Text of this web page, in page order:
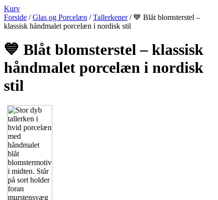
Kurv
Forside /Glas og Porcelæn /Tallerkener/ 💙 Blåt blomsterstel –
klassisk håndmalet porcelæn i nordisk stil
💙 Blåt blomsterstel – klassisk
håndmalet porcelæn i nordisk
stil